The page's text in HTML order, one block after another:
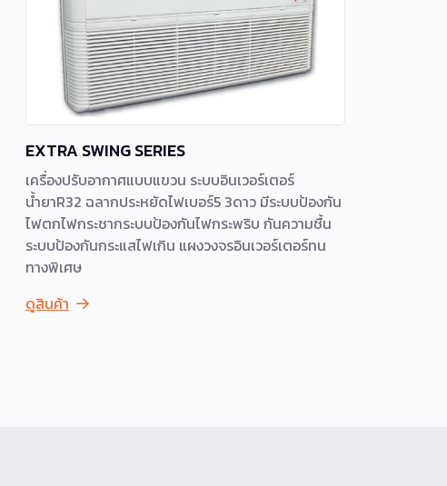
EXTRA SWING SERIES
เครื่องปรับอากาศแบบแขวน ระบบอินเวอร์เตอร์
น้ำยาR32 ฉลากประหยัดไฟเบอร์5 3ดาว มีระบบป้องกัน
ไฟตกไฟกระชากระบบป้องกันไฟกระพริบ กันความชื้น
ระบบป้องกันกระแสไฟเกิน แผงวงจรอินเวอร์เตอร์ทน
ทางพิเศษ
ดูสินค้า